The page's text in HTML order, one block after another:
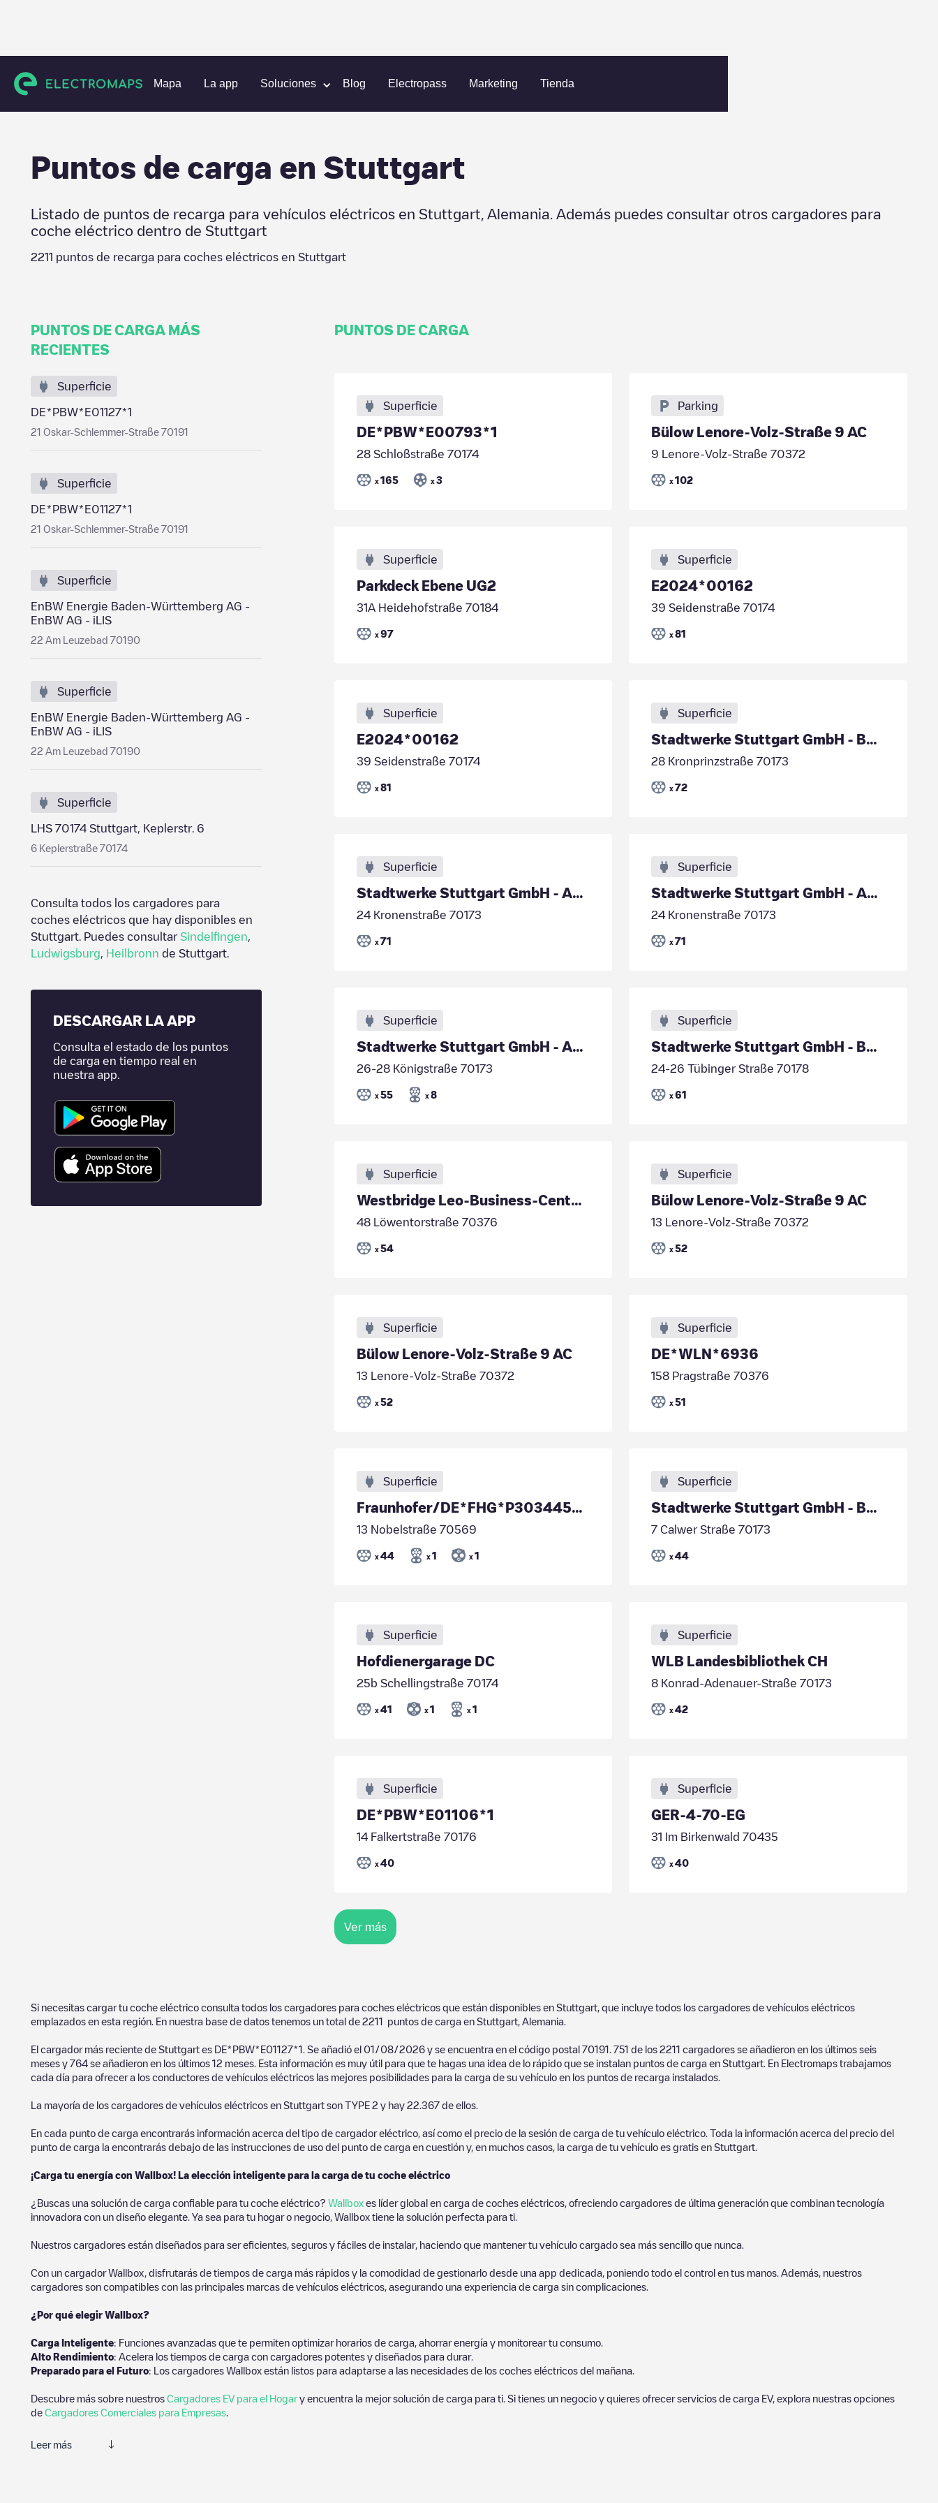
Mapa La app Soluciones Blog Electropass Marketing Tienda
Estaciones de carga Alemania Stuttgart Stuttgart
Puntos de carga en Stuttgart
Listado de puntos de recarga para vehículos eléctricos en Stuttgart Alemania . Además puedes consultar otros cargadores para
coche eléctrico dentro de Stuttgart
2211 puntos de recarga para coches eléctricos en Stuttgart
PUNTOS DE CARGA MÁS
RECIENTES
Superficie
DE*PBW*E01127*1
21 Oskar-Schlemmer-Straße 70191
Superficie
DE*PBW*E01127*1
21 Oskar-Schlemmer-Straße 70191
Superficie
EnBW Energie Baden-Württemberg AG -
EnBW AG - iLIS
22 Am Leuzebad 70190
Superficie
EnBW Energie Baden-Württemberg AG -
EnBW AG - iLIS
22 Am Leuzebad 70190
Superficie
LHS 70174 Stuttgart, Keplerstr. 6
6 Keplerstraße 70174
Consulta todos los cargadores para
coches eléctricos que hay disponibles en
Stuttgart . Puedes consultar Sindelfingen
Ludwigsburg
Heilbronn de Stuttgart
DESCARGAR LA APP
Consulta el estado de los puntos
de carga en tiempo real en
nuestra app.
PUNTOS DE CARGA
Superficie
DE*PBW*E00793*1
28 Schloßstraße 70174
x 165 x 3
Parking
Bülow Lenore-Volz-Straße 9 AC
9 Lenore-Volz-Straße 70372
x 102
Superficie
Parkdeck Ebene UG2
31A Heidehofstraße 70184
x 97
Superficie
E2024*00162
39 Seidenstraße 70174
x 81
Superficie
E2024*00162
39 Seidenstraße 70174
x 81
Superficie
Stadtwerke Stuttgart GmbH - B+B Tiefgarage Kronpri
28 Kronprinzstraße 70173
x 72
Superficie
Stadtwerke Stuttgart GmbH - APCOA Tiefgarage Zeppe
24 Kronenstraße 70173
x 71
Superficie
Stadtwerke Stuttgart GmbH - APCOA Tiefgarage Zeppe
24 Kronenstraße 70173
x 71
Superficie
Stadtwerke Stuttgart GmbH - APCOA Koenigsbau-Passa
26-28 Königstraße 70173
x 55 x 8
Superficie
Stadtwerke Stuttgart GmbH - B+B Tiefgarage Gerber
24-26 Tübinger Straße 70178
x 61
Superficie
Westbridge Leo-Business-Center | Stuttgart
48 Löwentorstraße 70376
x 54
Superficie
Bülow Lenore-Volz-Straße 9 AC
13 Lenore-Volz-Straße 70372
x 52
Superficie
Bülow Lenore-Volz-Straße 9 AC
13 Lenore-Volz-Straße 70372
x 52
Superficie
DE*WLN*6936
158 Pragstraße 70376
x 51
Superficie
Fraunhofer/DE*FHG*P303445364
13 Nobelstraße 70569
x 44 x 1 x 1
Superficie
Stadtwerke Stuttgart GmbH - B+B Tiefgarage Stadtmi
7 Calwer Straße 70173
x 44
Superficie
Hofdienergarage DC
25b Schellingstraße 70174
x 41 x 1 x 1
Superficie
WLB Landesbibliothek CH
8 Konrad-Adenauer-Straße 70173
x 42
Superficie
DE*PBW*E01106*1
14 Falkertstraße 70176
x 40
Superficie
GER-4-70-EG
31 Im Birkenwald 70435
x 40
Ver más
Si necesitas cargar tu coche eléctrico consulta todos los cargadores para coches eléctricos que están disponibles en Stuttgart , que incluye todos los cargadores de vehículos eléctricos
emplazados en esta región. En nuestra base de datos tenemos un total de 2211 puntos de carga en Stuttgart Alemania
El cargador más reciente de Stuttgart es DE*PBW*E01127*1 . Se añadió el 01/08/2026 y se encuentra en el código postal 70191 751 de los 2211 cargadores se añadieron en los últimos seis
meses y 764 se añadieron en los últimos 12 meses. Esta información es muy útil para que te hagas una idea de lo rápido que se instalan puntos de carga en Stuttgart . En Electromaps trabajamos
cada día para ofrecer a los conductores de vehículos eléctricos las mejores posibilidades para la carga de su vehículo en los puntos de recarga instalados.
La mayoría de los cargadores de vehículos eléctricos en Stuttgart son TYPE 2 y hay 22.367 de ellos.
En cada punto de carga encontrarás información acerca del tipo de cargador eléctrico, así como el precio de la sesión de carga de tu vehículo eléctrico. Toda la información acerca del precio del
punto de carga la encontrarás debajo de las instrucciones de uso del punto de carga en cuestión y, en muchos casos, la carga de tu vehículo es gratis en Stuttgart
¡Carga tu energía con Wallbox! La elección inteligente para la carga de tu coche eléctrico
¿Buscas una solución de carga confiable para tu coche eléctrico? Wallbox es líder global en carga de coches eléctricos, ofreciendo cargadores de última generación que combinan tecnología
innovadora con un diseño elegante. Ya sea para tu hogar o negocio, Wallbox tiene la solución perfecta para ti.
Nuestros cargadores están diseñados para ser eficientes, seguros y fáciles de instalar, haciendo que mantener tu vehículo cargado sea más sencillo que nunca.
Con un cargador Wallbox, disfrutarás de tiempos de carga más rápidos y la comodidad de gestionarlo desde una app dedicada, poniendo todo el control en tus manos. Además, nuestros
cargadores son compatibles con las principales marcas de vehículos eléctricos, asegurando una experiencia de carga sin complicaciones.
¿Por qué elegir Wallbox?
Carga Inteligente: Funciones avanzadas que te permiten optimizar horarios de carga, ahorrar energía y monitorear tu consumo.
Alto Rendimiento: Acelera los tiempos de carga con cargadores potentes y diseñados para durar.
Preparado para el Futuro: Los cargadores Wallbox están listos para adaptarse a las necesidades de los coches eléctricos del mañana.
Descubre más sobre nuestros Cargadores EV para el Hogary encuentra la mejor solución de carga para ti. Si tienes un negocio y quieres ofrecer servicios de carga EV, explora nuestras opciones
de Cargadores Comerciales para Empresas
Leer más